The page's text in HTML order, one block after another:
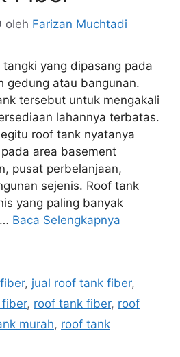
oleh Farizan Muchtadi
tangki yang dipasang pada
gedung atau bangunan.
tersebut untuk mengakali
lahannya terbatas.
roof tank nyatanya
area basement
pusat perbelanjaan,
sejenis. Roof tank
yang paling banyak
Baca Selengkapnya
, jual roof tank fiber,
, roof tank fiber, roof
murah, roof tank